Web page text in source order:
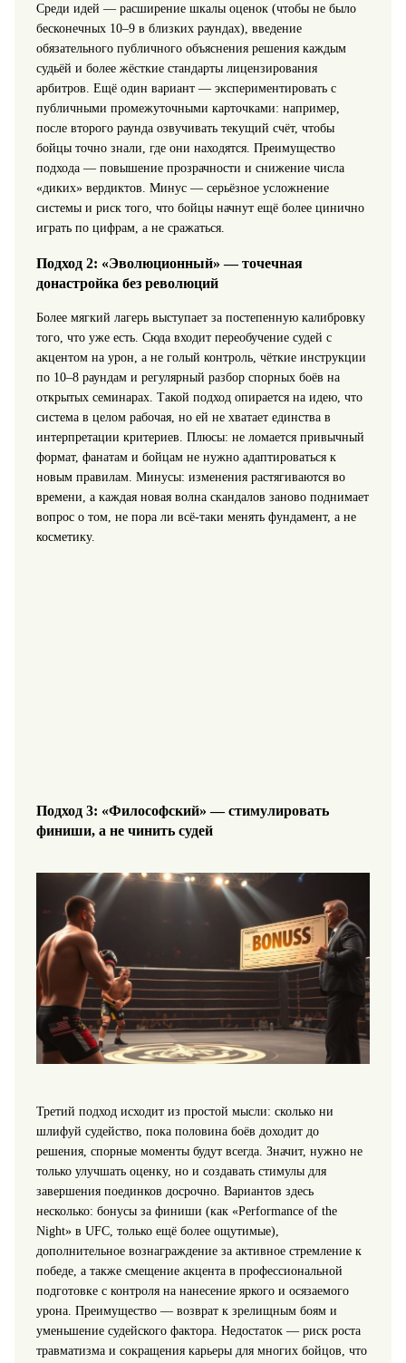
Среди идей — расширение шкалы оценок (чтобы не было
бесконечных 10–9 в близких раундах), введение
обязательного публичного объяснения решения каждым
судьёй и более жёсткие стандарты лицензирования
арбитров. Ещё один вариант — экспериментировать с
публичными промежуточными карточками: например,
после второго раунда озвучивать текущий счёт, чтобы
бойцы точно знали, где они находятся. Преимущество
подхода — повышение прозрачности и снижение числа
«диких» вердиктов. Минус — серьёзное усложнение
системы и риск того, что бойцы начнут ещё более цинично
играть по цифрам, а не сражаться.
Подход 2: «Эволюционный» — точечная
донастройка без революций
Более мягкий лагерь выступает за постепенную калибровку
того, что уже есть. Сюда входит переобучение судей с
акцентом на урон, а не голый контроль, чёткие инструкции
по 10–8 раундам и регулярный разбор спорных боёв на
открытых семинарах. Такой подход опирается на идею, что
система в целом рабочая, но ей не хватает единства в
интерпретации критериев. Плюсы: не ломается привычный
формат, фанатам и бойцам не нужно адаптироваться к
новым правилам. Минусы: изменения растягиваются во
времени, а каждая новая волна скандалов заново поднимает
вопрос о том, не пора ли всё-таки менять фундамент, а не
косметику.
Подход 3: «Философский» — стимулировать
финиши, а не чинить судей
Третий подход исходит из простой мысли: сколько ни
шлифуй судейство, пока половина боёв доходит до
решения, спорные моменты будут всегда. Значит, нужно не
только улучшать оценку, но и создавать стимулы для
завершения поединков досрочно. Вариантов здесь
несколько: бонусы за финиши (как «Performance of the
Night» в UFC, только ещё более ощутимые),
дополнительное вознаграждение за активное стремление к
победе, а также смещение акцента в профессиональной
подготовке с контроля на нанесение яркого и осязаемого
урона. Преимущество — возврат к зрелищным боям и
уменьшение судейского фактора. Недостаток — риск роста
травматизма и сокращения карьеры для многих бойцов, что